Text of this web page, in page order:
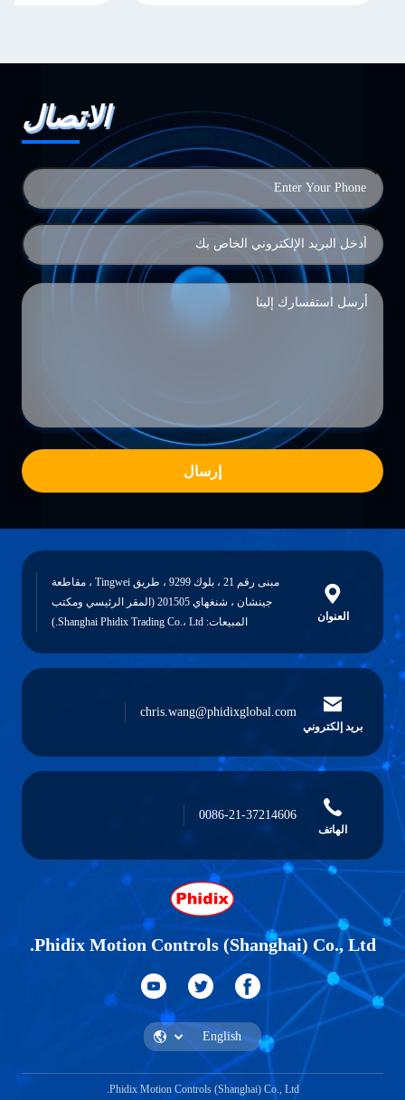
الاتصال
إرسال
العنوان
مبنى رقم 21 ، بلوك 9299 ، طريق Tingwei ، مقاطعة
جينشان ، شنغهاي 201505 (المقر الرئيسي ومكتب
المبيعات: Shanghai Phidix Trading Co.، Ltd.)
بريد إلكتروني
chris.wang@phidixglobal.com
الهاتف
0086-21-37214606
Phidix Motion Controls (Shanghai) Co., Ltd.
Phidix Motion Controls (Shanghai) Co., Ltd.